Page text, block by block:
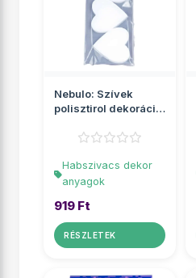
Nebulo: Szívek
polisztirol dekoráció
Habszivacs dekor
anyagok
919 Ft
RÉSZLETEK